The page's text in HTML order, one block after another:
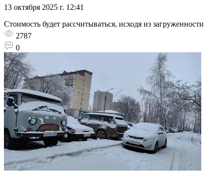
13 октября 2025 г. 12:41
Стоимость будет рассчитываться, исходя из загруженности
2787
0